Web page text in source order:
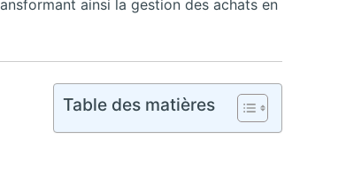
ainsi la gestion des achats en
Table des matières